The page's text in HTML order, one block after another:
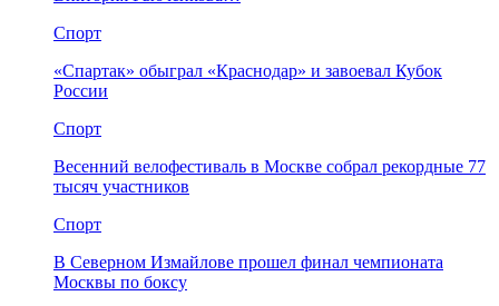
Спорт
«Спартак» обыграл «Краснодар» и завоевал Кубок
России
Спорт
Весенний велофестиваль в Москве собрал рекордные 77
тысяч участников
Спорт
В Северном Измайлове прошел финал чемпионата
Москвы по боксу